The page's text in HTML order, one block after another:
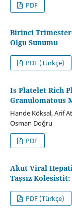
PDF
Birinci
Olgu Sunumu
PDF (Türkçe)
Is Platelet Rich
Granulomatous
Hande Köksal, Arif
Osman Doğru
PDF
Akut Viral
Taşsız
PDF (Türkçe)